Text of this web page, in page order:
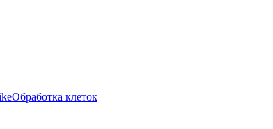
Обработка клеток